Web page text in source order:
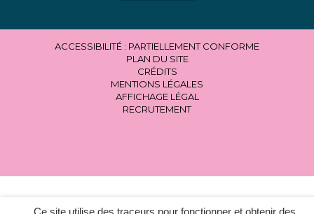
Ce site utilise des traceurs pour fonctionner et obtenir des
ACCESSIBILITÉ : PARTIELLEMENT CONFORME
PLAN DU SITE
CRÉDITS
MENTIONS LÉGALES
AFFICHAGE LÉGAL
RECRUTEMENT